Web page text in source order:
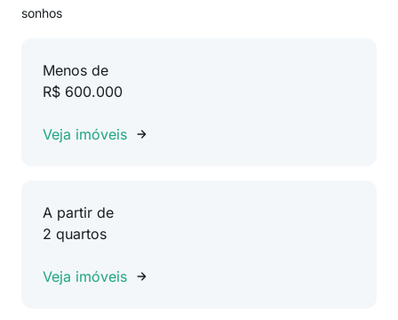
sonhos
Menos de
R$ 600.000
Veja imóveis
A partir de
2 quartos
Veja imóveis